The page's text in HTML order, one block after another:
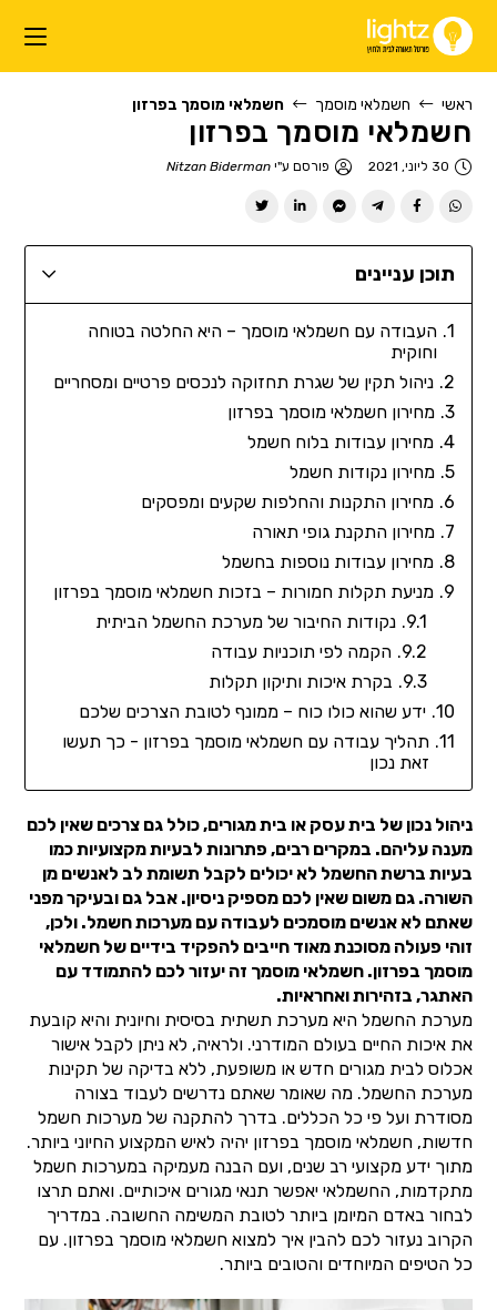
ראשי חשמלאי מוסמך חשמלאי מוסמך בפרזון
חשמלאי מוסמך בפרזון
30 ליוני, 2021 פורסם ע"יNitzan Biderman
תוכן עניינים
העבודה עם חשמלאי מוסמך – היא החלטה בטוחה
וחוקית
ניהול תקין של שגרת תחזוקה לנכסים פרטיים ומסחריים
מחירון חשמלאי מוסמך בפרזון
מחירון עבודות בלוח חשמל
מחירון נקודות חשמל
מחירון התקנות והחלפות שקעים ומפסקים
מחירון התקנת גופי תאורה
מחירון עבודות נוספות בחשמל
מניעת תקלות חמורות – בזכות חשמלאי מוסמך בפרזון
נקודות החיבור של מערכת החשמל הביתית
הקמה לפי תוכניות עבודה
בקרת איכות ותיקון תקלות
ידע שהוא כולו כוח – ממונף לטובת הצרכים שלכם
תהליך עבודה עם חשמלאי מוסמך בפרזון - כך תעשו
זאת נכון
ניהול נכון של בית עסק או בית מגורים, כולל גם צרכים שאין לכם
מענה עליהם. במקרים רבים, פתרונות לבעיות מקצועיות כמו
בעיות ברשת החשמל לא יכולים לקבל תשומת לב לאנשים מן
השורה. גם משום שאין לכם מספיק ניסיון. אבל גם ובעיקר מפני
שאתם לא אנשים מוסמכים לעבודה עם מערכות חשמל. ולכן,
זוהי פעולה מסוכנת מאוד חייבים להפקיד בידיים של חשמלאי
מוסמך בפרזון. חשמלאי מוסמך זה יעזור לכם להתמודד עם
האתגר, בזהירות ואחראיות.
מערכת החשמל היא מערכת תשתית בסיסית וחיונית והיא קובעת
את איכות החיים בעולם המודרני. ולראיה, לא ניתן לקבל אישור
אכלוס לבית מגורים חדש או משופעת, ללא בדיקה של תקינות
מערכת החשמל. מה שאומר שאתם נדרשים לעבוד בצורה
מסודרת ועל פי כל הכללים. בדרך להתקנה של מערכות חשמל
חדשות, חשמלאי מוסמך בפרזון יהיה לאיש המקצוע החיוני ביותר.
מתוך ידע מקצועי רב שנים, ועם הבנה מעמיקה במערכות חשמל
מתקדמות, החשמלאי יאפשר תנאי מגורים איכותיים. ואתם תרצו
לבחור באדם המיומן ביותר לטובת המשימה החשובה. במדריך
הקרוב נעזור לכם להבין איך למצוא חשמלאי מוסמך בפרזון. עם
כל הטיפים המיוחדים והטובים ביותר.